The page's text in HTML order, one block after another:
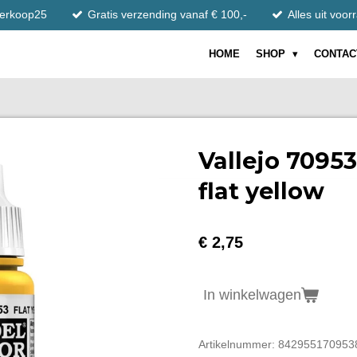
Gratis verzending vanaf € 100,- Alles uit
HOME SHOP
Vallejo
flat yellow
€ 2,75
In winkelwagen
Artikelnummer: